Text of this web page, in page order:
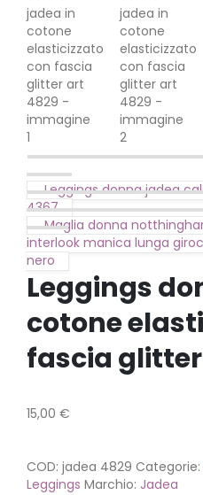
Leggings donna jadea
4367
Maglia donna
interlook manica lunga
nero
Leggings
cotone
fascia
15,00 €
COD: jadea 4829 Categorie:
Leggings Marchio: Jadea